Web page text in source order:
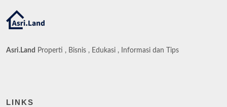
Asri.Land Properti , Bisnis , Edukasi , Informasi dan Tips
LINKS